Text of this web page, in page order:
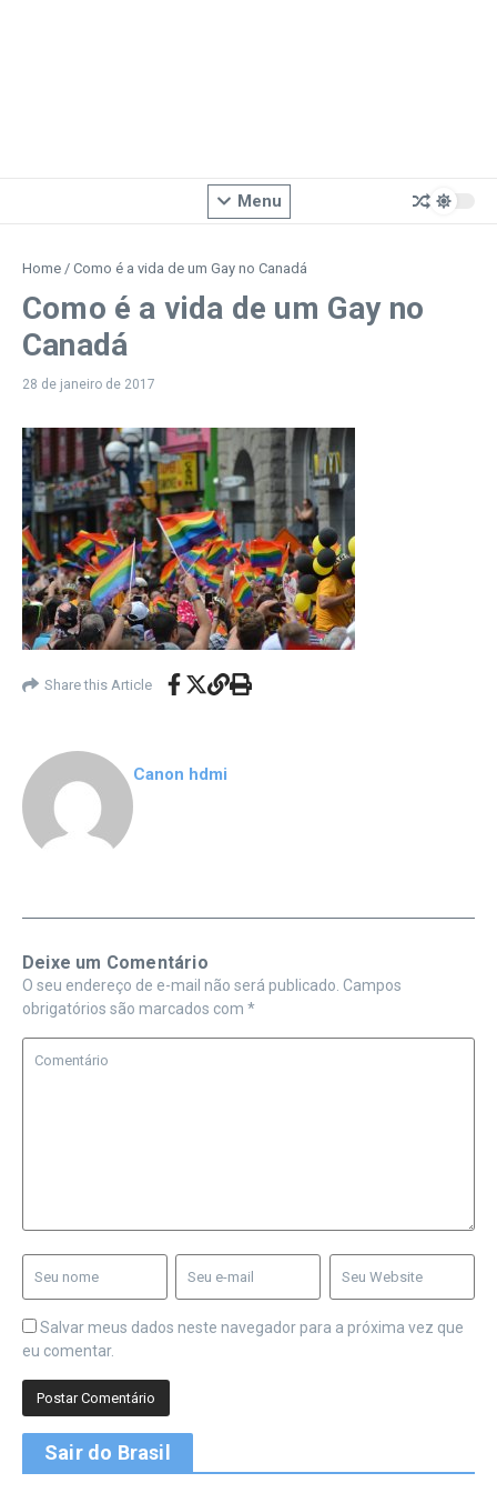
Menu
Home / Como é a vida de um Gay no Canadá
Como é a vida de um Gay no
Canadá
28 de janeiro de 2017
Share this Article
Canon hdmi
Deixe um Comentário
O seu endereço de e-mail não será publicado. Campos
obrigatórios são marcados com *
Salvar meus dados neste navegador para a próxima vez que
eu comentar.
Sair do Brasil